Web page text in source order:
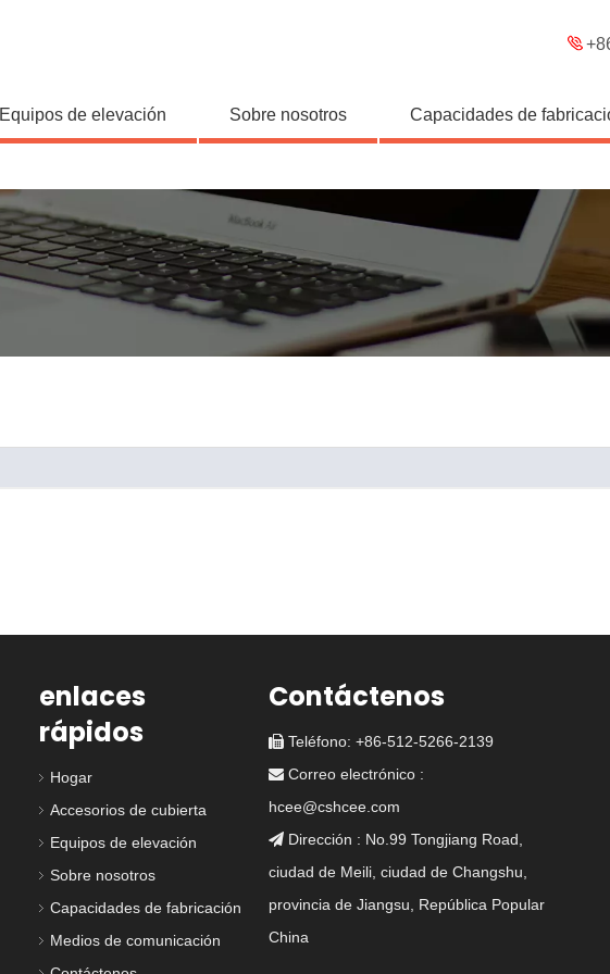
Equipos de elevación Sobre nosotros Capacidades de
enlaces
rápidos
Hogar
Accesorios de cubierta
Equipos de elevación
Sobre nosotros
Capacidades de fabricación
Medios de comunicación
Contáctenos
Teléfono: +86-512-5266-2139
Correo electrónico :
hcee@cshcee.com
Dirección : No.99 Tongjiang Road,
ciudad de Meili, ciudad de Changshu,
provincia de Jiangsu, República Popular
China
DF-343-5 4 ESCAPA
DF-274-5 elevado 2
ESCOTILLA